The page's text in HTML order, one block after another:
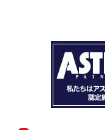
瓦の劣化がだいぶ進
穴が空いているのも
本当は屋根全部を変
の先10数年で住み替
をお願いしました。